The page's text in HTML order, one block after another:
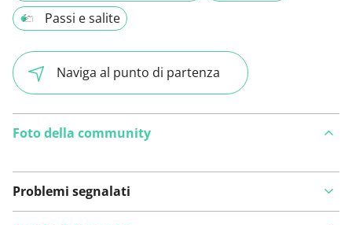
Passi e salite
Naviga al punto di partenza
Foto della community
Problemi segnalati